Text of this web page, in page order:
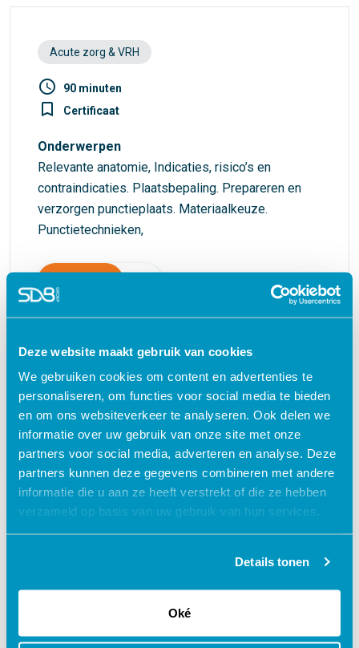
Deze website maakt gebruik van cookies
We gebruiken cookies om content en advertenties te
personaliseren, om functies voor social media te bieden
en om ons websiteverkeer te analyseren. Ook delen we
informatie over uw gebruik van onze site met onze
partners voor social media, adverteren en analyse. Deze
partners kunnen deze gegevens combineren met andere
informatie die u aan ze heeft verstrekt of die ze hebben
verzameld op basis van uw gebruik van hun services.
Details tonen
Oké
Acute zorg & VRH
access_time 90 minuten
turned_in_not Certificaat
Onderwerpen
Relevante anatomie, Indicaties, risico’s en
contraindicaties. Plaatsbepaling. Prepareren en
verzorgen punctieplaats. Materiaalkeuze.
Punctietechnieken,
Waarom kiezen voor deze
e-learning?
Flexibel – leer op je eigen manier en tempo
Praktijkgericht – ontwikkeld samen met
zorgprofessionals